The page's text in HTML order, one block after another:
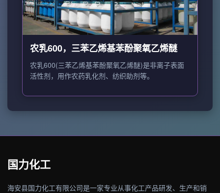
农乳600，三苯乙烯基苯酚聚氧乙烯醚
农乳600(三苯乙烯基苯酚聚氧乙烯醚)是非离子表面
活性剂，用作农药乳化剂、纺织助剂等。
国力化工
海安县国力化工有限公司是一家专业从事化工产品研发、生产和销